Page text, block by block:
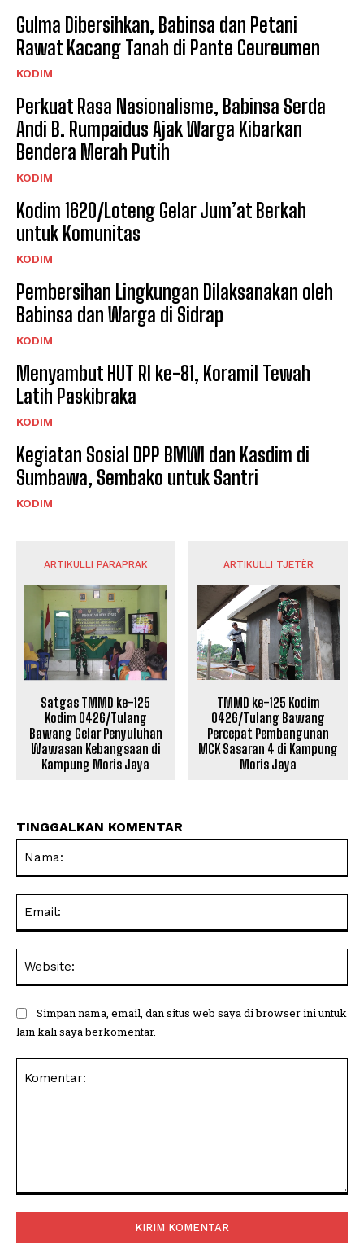
Gulma Dibersihkan, Babinsa dan Petani
Rawat Kacang Tanah di Pante Ceureumen
KODIM
Perkuat Rasa Nasionalisme, Babinsa Serda
Andi B. Rumpaidus Ajak Warga Kibarkan
Bendera Merah Putih
KODIM
Kodim 1620/Loteng Gelar Jum’at Berkah
untuk Komunitas
KODIM
Pembersihan Lingkungan Dilaksanakan oleh
Babinsa dan Warga di Sidrap
KODIM
Menyambut HUT RI ke-81, Koramil Tewah
Latih Paskibraka
KODIM
Kegiatan Sosial DPP BMWI dan Kasdim di
Sumbawa, Sembako untuk Santri
KODIM
ARTIKULLI PARAPRAK
Satgas TMMD ke-125
Kodim 0426/Tulang
Bawang Gelar Penyuluhan
Wawasan Kebangsaan di
Kampung Moris Jaya
ARTIKULLI TJETËR
TMMD ke-125 Kodim
0426/Tulang Bawang
Percepat Pembangunan
MCK Sasaran 4 di Kampung
Moris Jaya
TINGGALKAN KOMENTAR
Simpan nama, email, dan situs web saya di browser ini untuk
lain kali saya berkomentar.